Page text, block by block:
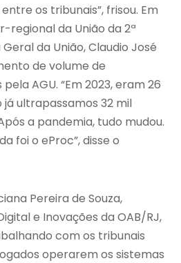
os tribunais”, frisou. Em
regional da União da 2ª
da União, Claudio José
de volume de
AGU. “Em 2023, eram 26
já ultrapassamos 32 mil
a pandemia, tudo mudou.
foi o eProc”, disse o
Pereira de Souza,
e Inovações da OAB/RJ,
com os tribunais
operarem os sistemas